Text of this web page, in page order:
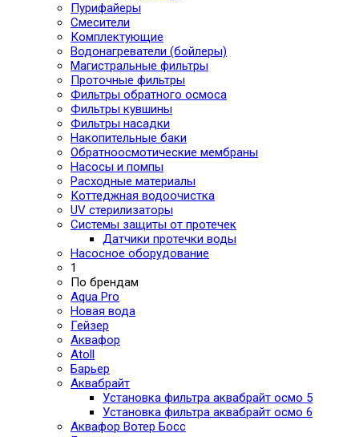
Пурифайеры
Смесители
Комплектующие
Водонагреватели (бойлеры)
Магистральные фильтры
Проточные фильтры
Фильтры обратного осмоса
Фильтры кувшины
Фильтры насадки
Накопительные баки
Обратноосмотические мембраны
Насосы и помпы
Расходные материалы
Коттеджная водоочистка
UV стерилизаторы
Системы защиты от протечек
Датчики протечки воды
Насосное оборудование
1
По брендам
Aqua Pro
Новая вода
Гейзер
Аквафор
Atoll
Барьер
Аквабрайт
Установка фильтра аквабрайт осмо 5
Установка фильтра аквабрайт осмо 6
Аквафор Вотер Босс